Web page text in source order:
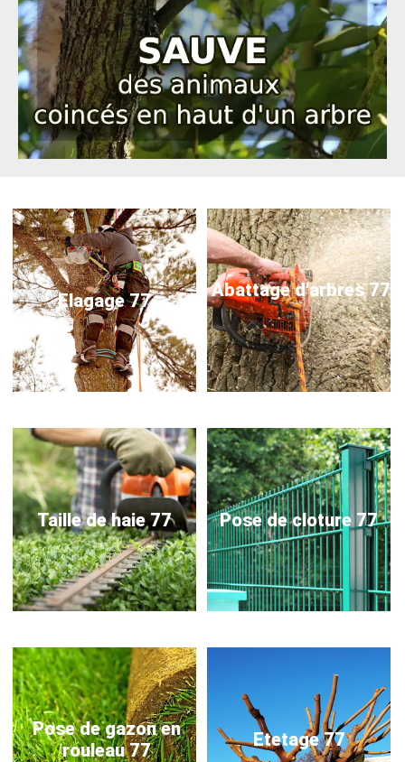
Elagage 77 Abattage d'arbres 77
Taille de haie 77 Pose de cloture 77
Pose de gazon en
rouleau 77
Etetage 77